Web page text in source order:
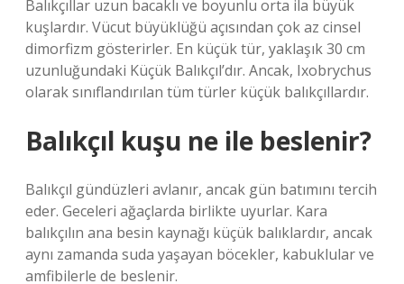
Balıkçıllar uzun bacaklı ve boyunlu orta ila büyük
kuşlardır. Vücut büyüklüğü açısından çok az cinsel
dimorfizm gösterirler. En küçük tür, yaklaşık 30 cm
uzunluğundaki Küçük Balıkçıl’dır. Ancak, Ixobrychus
olarak sınıflandırılan tüm türler küçük balıkçıllardır.
Balıkçıl kuşu ne ile beslenir?
Balıkçıl gündüzleri avlanır, ancak gün batımını tercih
eder. Geceleri ağaçlarda birlikte uyurlar. Kara
balıkçılın ana besin kaynağı küçük balıklardır, ancak
aynı zamanda suda yaşayan böcekler, kabuklular ve
amfibilerle de beslenir.